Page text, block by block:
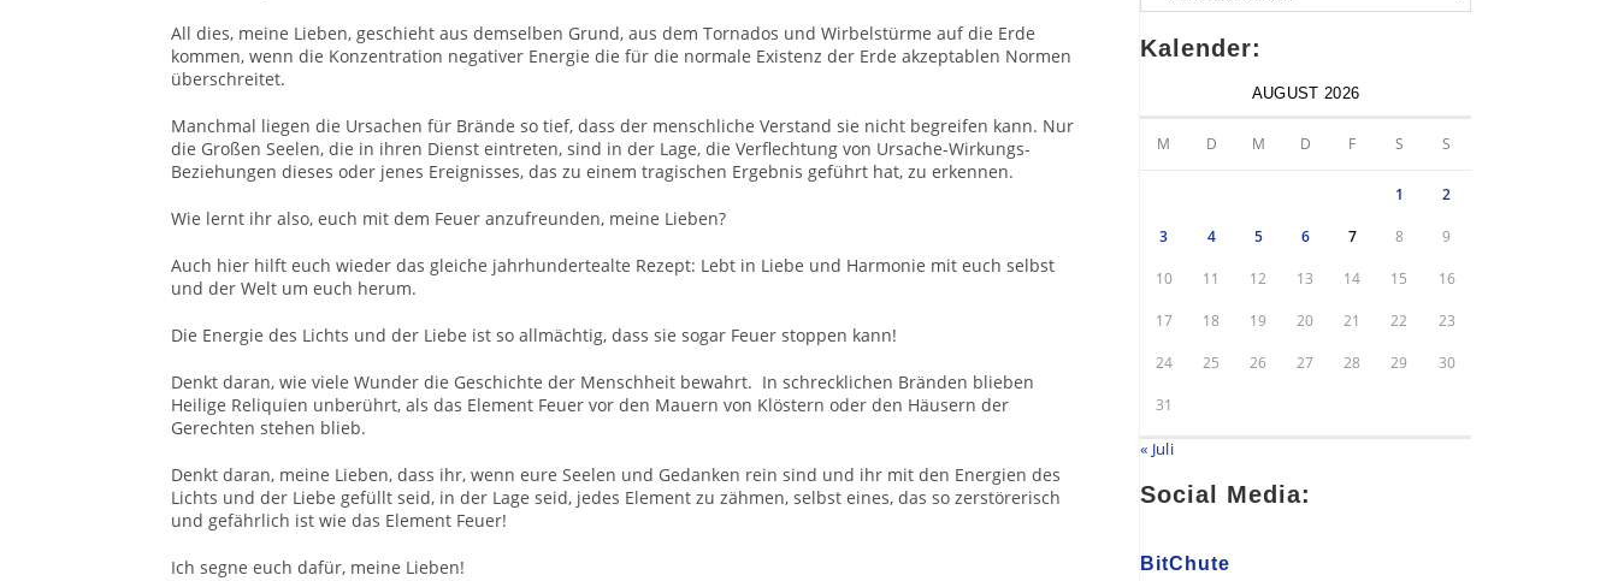
All dies, meine Lieben, geschieht aus demselben Grund, aus dem Tornados und Wirbelstürme auf die Erde
kommen, wenn die Konzentration negativer Energie die für die normale Existenz der Erde akzeptablen Normen
überschreitet.
Manchmal liegen die Ursachen für Brände so tief, dass der menschliche Verstand sie nicht begreifen kann. Nur
die Großen Seelen, die in ihren Dienst eintreten, sind in der Lage, die Verflechtung von Ursache-Wirkungs-
Beziehungen dieses oder jenes Ereignisses, das zu einem tragischen Ergebnis geführt hat, zu erkennen.
Wie lernt ihr also, euch mit dem Feuer anzufreunden, meine Lieben?
Auch hier hilft euch wieder das gleiche jahrhundertealte Rezept: Lebt in Liebe und Harmonie mit euch selbst
und der Welt um euch herum.
Die Energie des Lichts und der Liebe ist so allmächtig, dass sie sogar Feuer stoppen kann!
Denkt daran, wie viele Wunder die Geschichte der Menschheit bewahrt. In schrecklichen Bränden blieben
Heilige Reliquien unberührt, als das Element Feuer vor den Mauern von Klöstern oder den Häusern der
Gerechten stehen blieb.
Denkt daran, meine Lieben, dass ihr, wenn eure Seelen und Gedanken rein sind und ihr mit den Energien des
Lichts und der Liebe gefüllt seid, in der Lage seid, jedes Element zu zähmen, selbst eines, das so zerstörerisch
und gefährlich ist wie das Element Feuer!
Ich segne euch dafür, meine Lieben!
Kalender:
AUGUST 2026
M D M D F S S
1 2
3 4 5 6 7 8 9
10 11 12 13 14 15 16
17 18 19 20 21 22 23
24 25 26 27 28 29 30
31
« Juli
Social Media:
BitChute